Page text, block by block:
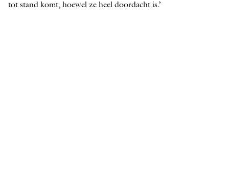
tot stand komt, hoewel ze heel doordacht is.’